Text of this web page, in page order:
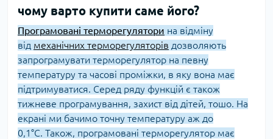
чому варто купити саме його?
Програмовані терморегулятори на відміну
від механічних терморегуляторів дозволяють
запрограмувати терморегулятор на певну
температуру та часові проміжки, в яку вона має
підтримуватися. Серед ряду функцій є також
тижневе програмування, захист від дітей, тошо. На
екрані ми бачимо точну температуру аж до
0,1°C. Також, програмовані терморегулятор має